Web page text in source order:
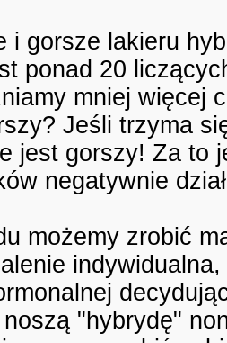
i gorsze lakieru
ponad 20
mniej więcej
Jeśli trzyma
jest gorszy! Za to
negatywnie
możemy zrobić
"hybrydę"